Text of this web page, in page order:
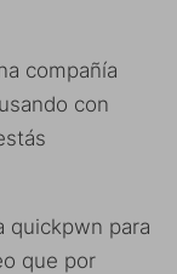
compañía
con
quickpwn para
que por